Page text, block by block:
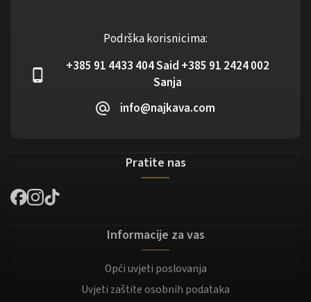
Podrška korisnicima:
+385 91 4433 404 Said +385 91 2424 002
Sanja
info@najkava.com
Pratite nas
Informacije za vas
Opći uvjeti poslovanja
Uvjeti zaštite osobnih podataka